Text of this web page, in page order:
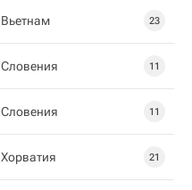
Вьетнам 23
Словения 11
Словения 11
Хорватия 21